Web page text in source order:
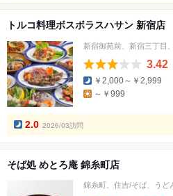
トルコ料理ボスボラスハサン 新宿店
3.42
￥2,000～￥2,999
～￥999
2.0 2026/03訪問
そば処 めとろ庵 錦糸町店
錦糸町、住吉/そば、うど